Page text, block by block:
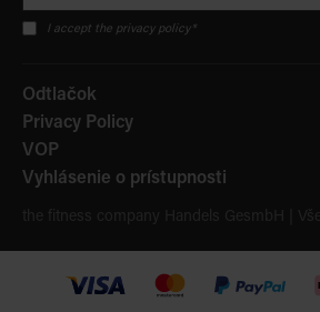
I accept the privacy policy*
Odtlačok
Privacy Policy
VOP
Vyhlásenie o prístupnosti